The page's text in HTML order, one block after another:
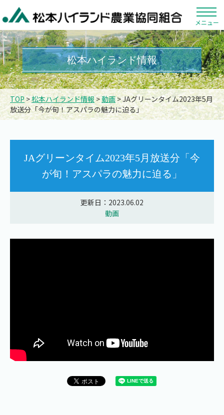
メニュー
松本ハイランド情報
TOP>松本ハイランド情報>動画> JAグリーンタイム2023年5月
放送分「今が旬！アスパラの魅力に迫る」
JAグリーンタイム2023年5月放送分「今
が旬！アスパラの魅力に迫る」
更新日：2023.06.02
動画